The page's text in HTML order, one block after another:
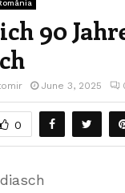
90
June 3, 2025
0